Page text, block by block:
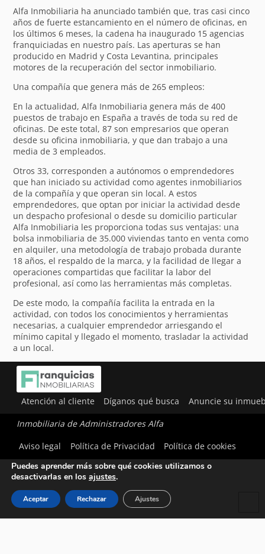
Alfa Inmobiliaria ha anunciado también que, tras casi cinco
años de fuerte estancamiento en el número de oficinas, en
los últimos 6 meses, la cadena ha inaugurado 15 agencias
franquiciadas en nuestro país. Las aperturas se han
producido en Madrid y Costa Levantina, principales
motores de la recuperación del sector inmobiliario.
Una compañía que genera más de 265 empleos:
En la actualidad, Alfa Inmobiliaria genera más de 400
puestos de trabajo en España a través de toda su red de
oficinas. De este total, 87 son empresarios que operan
desde su oficina inmobiliaria, y que dan trabajo a una
media de 3 empleados.
Otros 33, corresponden a autónomos o emprendedores
que han iniciado su actividad como agentes inmobiliarios
de la compañía y que operan sin local. A estos
emprendedores, que optan por iniciar la actividad desde
un despacho profesional o desde su domicilio particular
Alfa Inmobiliaria les proporciona todas sus ventajas: una
bolsa inmobiliaria de 35.000 viviendas tanto en venta como
en alquiler, una metodología de trabajo probada durante
18 años, el respaldo de la marca, y la facilidad de llegar a
operaciones compartidas que facilitar la labor del
profesional, así como las herramientas más completas.
De este modo, la compañía facilita la entrada en la
actividad, con todos los conocimientos y herramientas
necesarias, a cualquier emprendedor arriesgando el
mínimo capital y llegado el momento, trasladar la actividad
a un local.
Atención al cliente Díganos qué busca Anuncie su
Inmobiliaria de Administradores Alfa
Aviso legal
Política de Privacidad Política de cookies
Utilizamos cookies para ofrecerte la mejor experiencia en
Puedes aprender más sobre qué cookies utilizamos o
desactivarlas en los ajustes.
Aceptar Rechazar Ajustes